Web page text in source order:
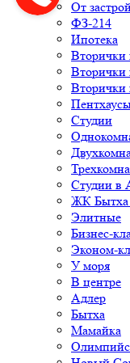
От
ФЗ-214
Ипотека
Вторички
Вторички
Студии
Студии в
ЖК Бытха
Элитные
Бизнес-
Эконом-
У моря
В центре
Адлер
Бытха
Мамайка